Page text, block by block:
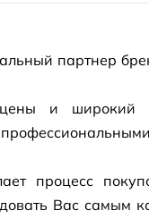
партнер
и широкий
процесс
Вас самым